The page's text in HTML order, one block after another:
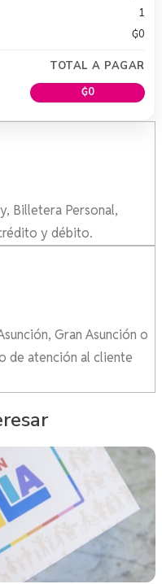
1
₲0
TOTAL A PAGAR
₲0
Billetera Personal,
y débito.
Gran Asunción o
de atención al cliente